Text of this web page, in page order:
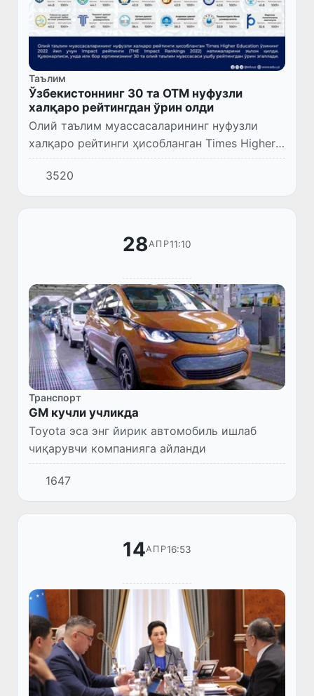
Таълим
Ўзбекистоннинг 30 та ОТМ нуфузли
халқаро рейтингдан ўрин олди
Олий таълим муассасаларининг нуфузли
халқаро рейтинги ҳисобланган Times Higher
Education ўзининг 2022 йил учун Impaсt
рейтинги (THE Impact Rankings 2022)
натижаларини эълон қилди.
3520
28АПР11:10
Транспорт
GM кучли учликда
Toyota эса энг йирик автомобиль ишлаб
чиқарувчи компанияга айланди
1647
14АПР16:53